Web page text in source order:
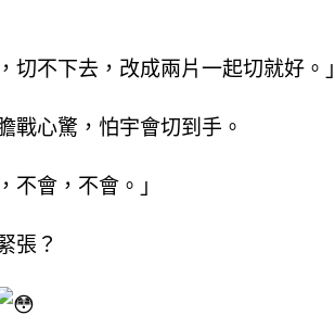
切不下去，改成兩片一起切就好。」
戰心驚，怕宇會切到手。
不會，不會。」
張？